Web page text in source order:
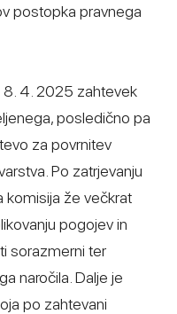
postopka pravnega
8. 4. 2025 zahtevek
posledično pa
za povrnitev
Po zatrjevanju
komisija že večkrat
pogojev in
sorazmerni ter
naročila. Dalje je
po zahtevani